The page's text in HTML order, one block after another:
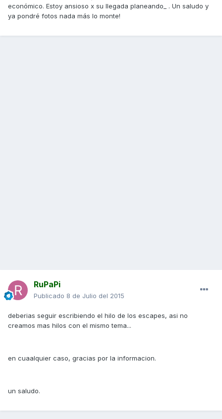
económico. Estoy ansioso x su llegada planeando_ . Un saludo y
ya pondré fotos nada más lo monte!
RuPaPi
Publicado 8 de Julio del 2015
deberias seguir escribiendo el hilo de los escapes, asi no
creamos mas hilos con el mismo tema...
en cuaalquier caso, gracias por la informacion.
un saludo.